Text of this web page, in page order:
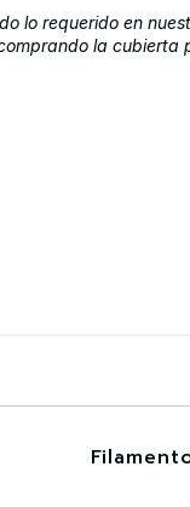
lo requerido en
la